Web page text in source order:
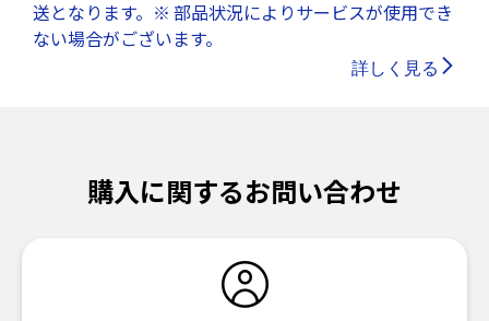
送となります。※ 部品状況によりサービスが使用でき
ない場合がございます。
詳しく見る
購入に関するお問い合わせ